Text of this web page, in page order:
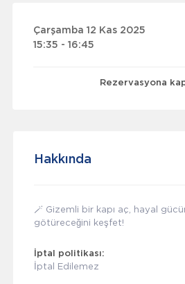
Çarşamba 12 Kas 2025
15:35 - 16:45
Rezervasyona
Hakkında
🪄 Gizemli bir kapı aç, hayal
götüreceğini keşfet!
İptal politikası:
İptal Edilemez